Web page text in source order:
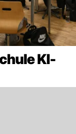
KI-